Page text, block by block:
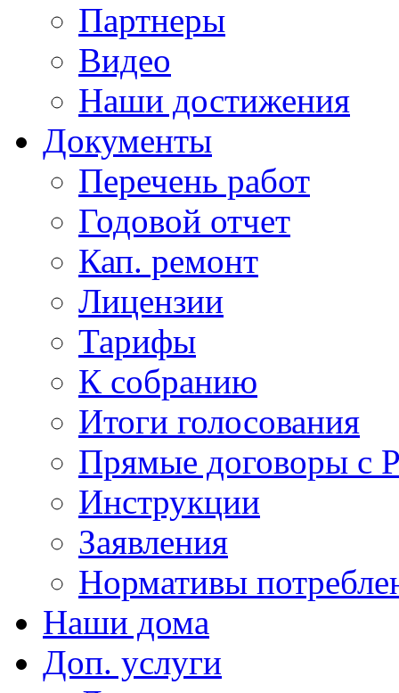
Партнеры
Видео
Наши достижения
Документы
Перечень работ
Годовой отчет
Кап. ремонт
Лицензии
Тарифы
К собранию
Итоги голосования
Прямые договоры с
Инструкции
Заявления
Нормативы
Наши дома
Доп. услуги